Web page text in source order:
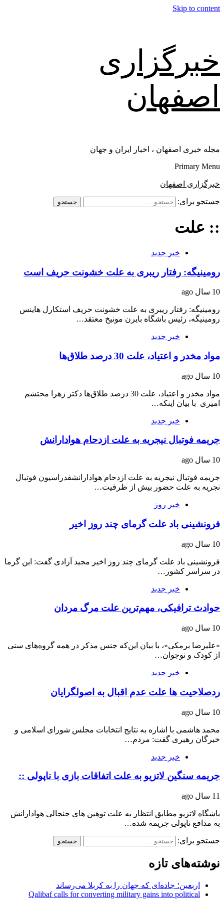
Skip to content
خبرگزاری
اصفهان
مجله خبری اصفهان ، اخبار ایران و جهان
Primary Menu
خبرگزاری اصفهان
جستجو برای:
:: علت
خبر جدید
رومینیگه: رفتار ریبری به علت خشونت حریف است
10 سال ago
رومینیگه: رفتار ریبری به علت خشونت حریف استکارل هاینس
رومینیگه، رئیس باشگاه بایرن مونیخ معتقد…
خبر جدید
مواد مخدر و اعتیاد، علت 30 درصد طلاق‌ها
10 سال ago
مواد مخدر و اعتیاد، علت 30 درصد طلاق‌ها دکتر زهرا محتشم
امیری با بیان اینکه…
خبر جدید
جریمه فوتبال نیجریه به علت ازدحام هوادارانش
10 سال ago
جریمه فوتبال نیجریه به علت ازدحام هوادارانشفدراسیون فوتبال
نجریه به علت حضور بیش از ظرفیت…
خبر روز
فرونشینی باد علت گرمای چند روز اخیر
10 سال ago
فرونشینی باد علت گرمای چند روز اخیر مجید آزادی گفت: این گرما
در سراسر كشور…
خبر جدید
حوادث ترافیکی، مهم‌ترین علت مرگ مردان
10 سال ago
«علیرضا برمکی»، با بیان این‌که جنس مذکر در همه گروه‌های سنی
از کودک و نوجوان…
خبر جدید
ردصلاحیت ها علت عدم اقبال به‌ اصولگرایان
10 سال ago
محمد هاشمی با اشاره به نتایج انتخابات مجلس شورای اسلامی و
خبرگان رهبری گفت: مردم…
خبر جدید
جریمه سنگین لاتزیو به علت اتفاقات بازی با ناپولی ::
11 سال ago
باشگاه لاتزیو مطابق انتظار به علت توهین های جنجالی هوادارانش
به مدافع ناپولی جریمه شده…
جستجو برای:
نوشته‌های تازه
اربعین؛ جاده‌ای که جهان را به کربلا می‌رساند
Qalibaf calls for converting military gains into political